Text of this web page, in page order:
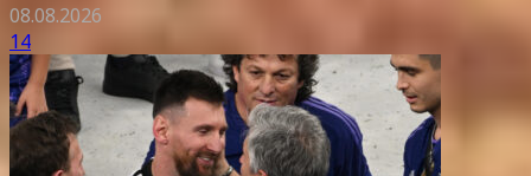
08.08.2026
14